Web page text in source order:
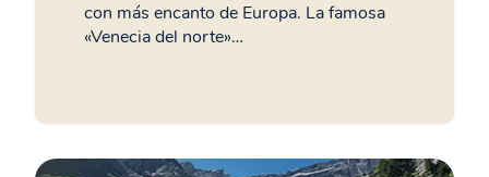
con más encanto de Europa. La famosa
«Venecia del norte»…